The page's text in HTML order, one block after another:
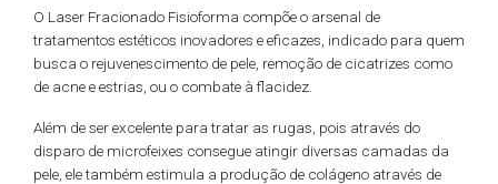
O Laser Fracionado Fisioforma compõe o arsenal de
tratamentos estéticos inovadores e eficazes, indicado para quem
busca o rejuvenescimento de pele, remoção de cicatrizes como
de acne e estrias, ou o combate à flacidez.
Além de ser excelente para tratar as rugas, pois através do
disparo de microfeixes consegue atingir diversas camadas da
pele, ele também estimula a produção de colágeno através de